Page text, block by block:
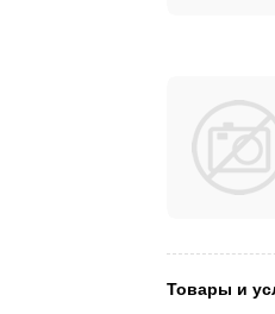
Товары и